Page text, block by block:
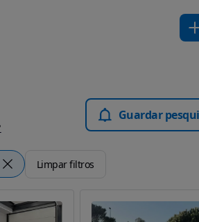
Guardar
Limpar filtros